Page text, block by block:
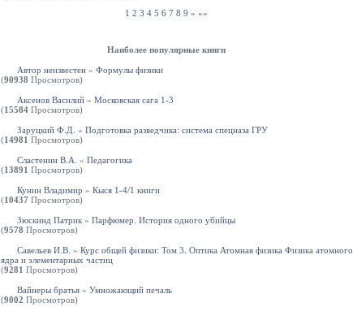
1 2 3 4 5 6 7 8 9 » »»
Наиболее популярные книги
Автор неизвестен » Формулы физики
(90938 Просмотров)
Аксенов Василий » Московская сага 1-3
(15584 Просмотров)
Заруцкий Ф.Д. » Подготовка разведчика: система спецназа ГРУ
(14981 Просмотров)
Сластенин В.А. » Педагогика
(13891 Просмотров)
Кунин Владимир » Кыся 1-4/1 книги
(10437 Просмотров)
Зюскинд Патрик » Парфюмер. История одного убийцы
(9578 Просмотров)
Савельев И.В. » Курс общей физики: Том 3. Оптика Атомная физика Физика атомного
ядра и элементарных частиц
(9281 Просмотров)
Вайнеры братья » Умножающий печаль
(9002 Просмотров)